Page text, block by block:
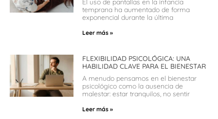
El uso de pantallas en la infancia
temprana ha aumentado de forma
exponencial durante la última
Leer más »
FLEXIBILIDAD PSICOLÓGICA: UNA
HABILIDAD CLAVE PARA EL BIENESTAR
A menudo pensamos en el bienestar
psicológico como la ausencia de
malestar: estar tranquilos, no sentir
Leer más »